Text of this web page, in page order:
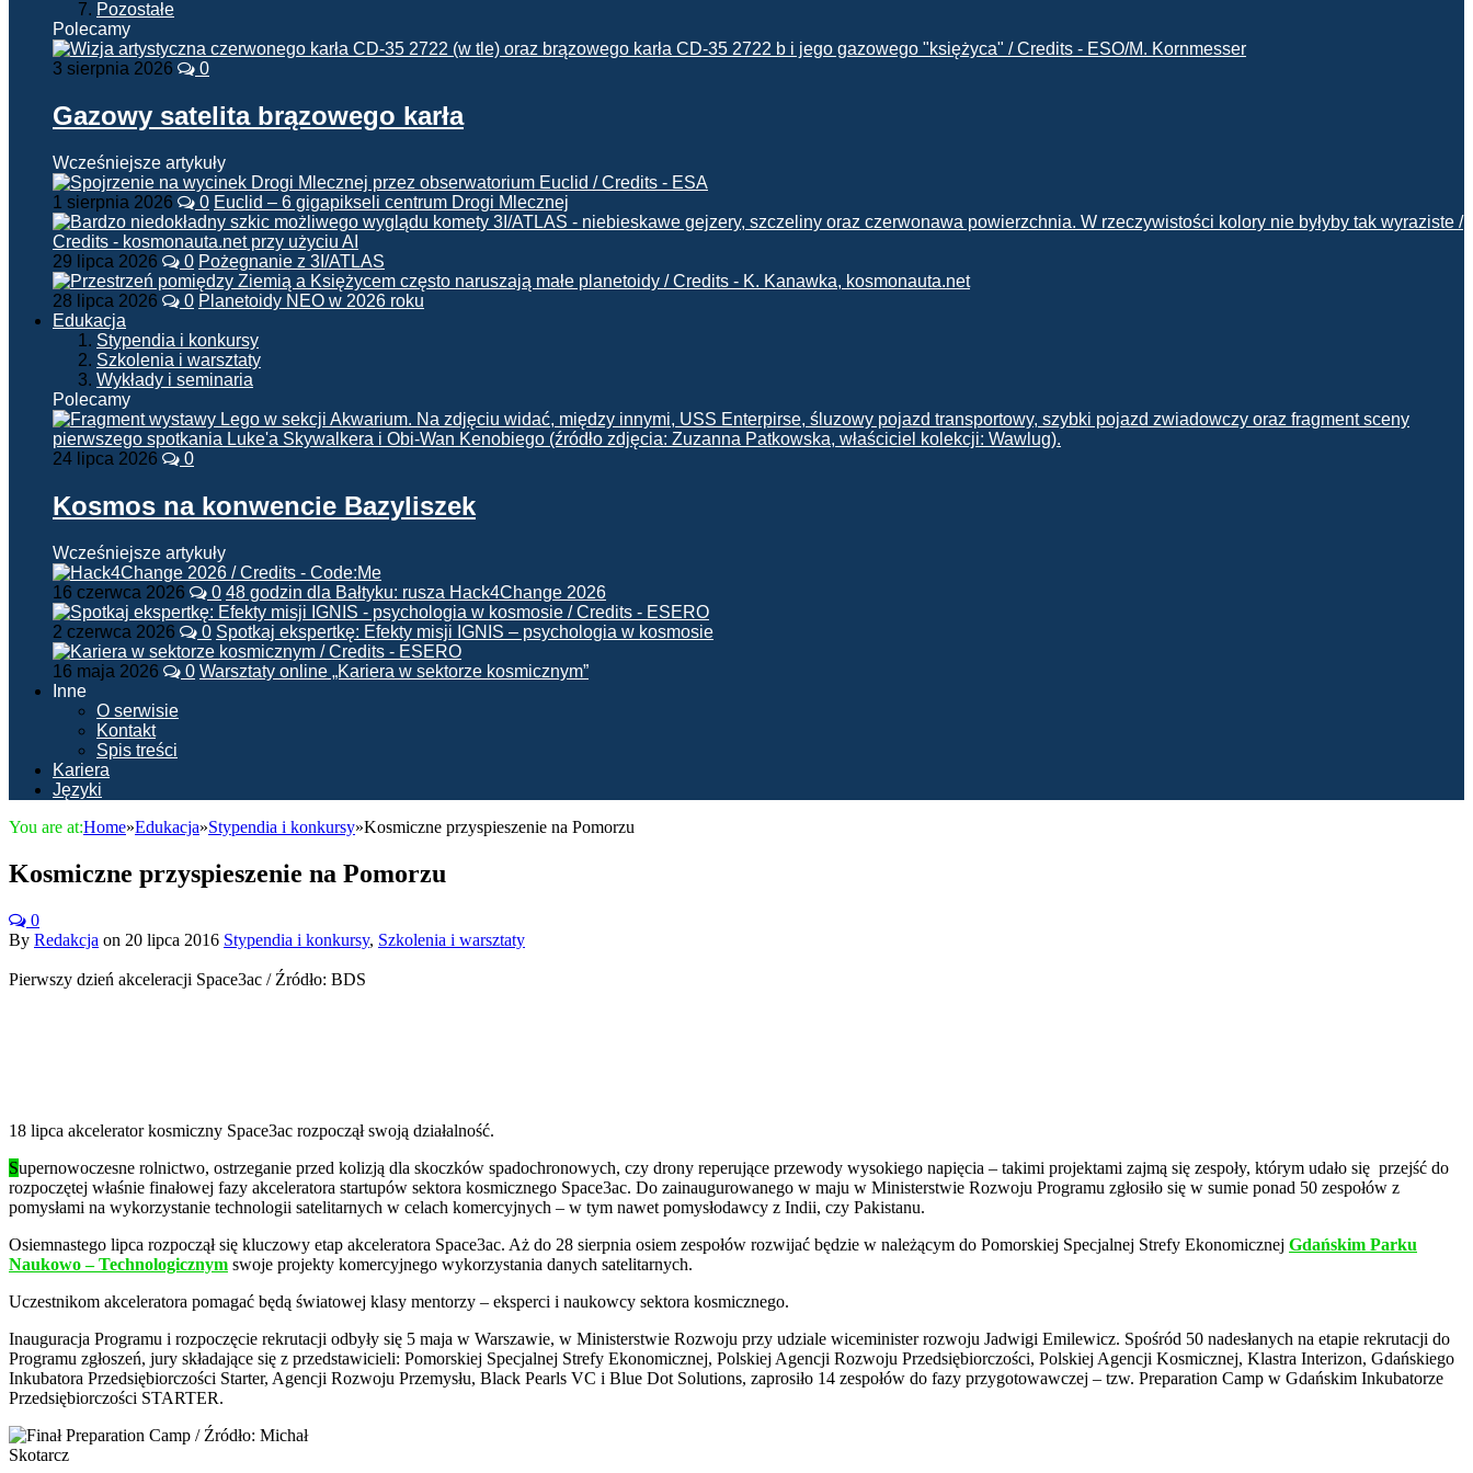
Pozostałe
Polecamy
3 sierpnia 2026 0
Gazowy satelita brązowego karła
Wcześniejsze artykuły
1 sierpnia 2026 0 Euclid – 6 gigapikseli centrum Drogi Mlecznej
29 lipca 2026 0 Pożegnanie z 3I/ATLAS
28 lipca 2026 0 Planetoidy NEO w 2026 roku
Edukacja
Stypendia i konkursy
Szkolenia i warsztaty
Wykłady i seminaria
Polecamy
24 lipca 2026 0
Kosmos na konwencie Bazyliszek
Wcześniejsze artykuły
16 czerwca 2026 0 48 godzin dla Bałtyku: rusza Hack4Change 2026
2 czerwca 2026 0 Spotkaj ekspertkę: Efekty misji IGNIS – psychologia w kosmosie
16 maja 2026 0 Warsztaty online „Kariera w sektorze kosmicznym”
Inne
O serwisie
Kontakt
Spis treści
Kariera
Języki
You are at:Home»Edukacja»Stypendia i konkursy»Kosmiczne przyspieszenie na Pomorzu
Kosmiczne przyspieszenie na Pomorzu
0
By Redakcja on 20 lipca 2016 Stypendia i konkursy, Szkolenia i warsztaty
Pierwszy dzień akceleracji Space3ac / Źródło: BDS
18 lipca akcelerator kosmiczny Space3ac rozpoczął swoją działalność.
Supernowoczesne rolnictwo, ostrzeganie przed kolizją dla skoczków spadochronowych, czy drony reperujące przewody wysokiego napięcia – takimi projektami zajmą się zespoły, którym udało się przejść do
rozpoczętej właśnie finałowej fazy akceleratora startupów sektora kosmicznego Space3ac. Do zainaugurowanego w maju w Ministerstwie Rozwoju Programu zgłosiło się w sumie ponad 50 zespołów z
pomysłami na wykorzystanie technologii satelitarnych w celach komercyjnych – w tym nawet pomysłodawcy z Indii, czy Pakistanu.
Osiemnastego lipca rozpoczął się kluczowy etap akceleratora Space3ac. Aż do 28 sierpnia osiem zespołów rozwijać będzie w należącym do Pomorskiej Specjalnej Strefy Ekonomicznej Gdańskim Parku
Naukowo – Technologicznym swoje projekty komercyjnego wykorzystania danych satelitarnych.
Uczestnikom akceleratora pomagać będą światowej klasy mentorzy – eksperci i naukowcy sektora kosmicznego.
Inauguracja Programu i rozpoczęcie rekrutacji odbyły się 5 maja w Warszawie, w Ministerstwie Rozwoju przy udziale wiceminister rozwoju Jadwigi Emilewicz. Spośród 50 nadesłanych na etapie rekrutacji do
Programu zgłoszeń, jury składające się z przedstawicieli: Pomorskiej Specjalnej Strefy Ekonomicznej, Polskiej Agencji Rozwoju Przedsiębiorczości, Polskiej Agencji Kosmicznej, Klastra Interizon, Gdańskiego
Inkubatora Przedsiębiorczości Starter, Agencji Rozwoju Przemysłu, Black Pearls VC i Blue Dot Solutions, zaprosiło 14 zespołów do fazy przygotowawczej – tzw. Preparation Camp w Gdańskim Inkubatorze
Przedsiębiorczości STARTER.